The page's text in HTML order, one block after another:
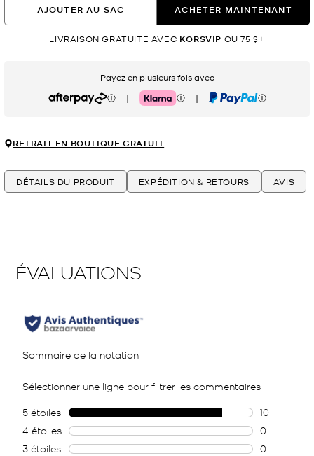
AJOUTER AU SAC ACHETER MAINTENANT
LIVRAISON GRATUITE AVEC KORSVIP OU 75 $+
Payez en plusieurs fois avec
Afterpay | Klarna | PayPal
RETRAIT EN BOUTIQUE GRATUIT
DÉTAILS DU PRODUIT EXPÉDITION & RETOURS AVIS